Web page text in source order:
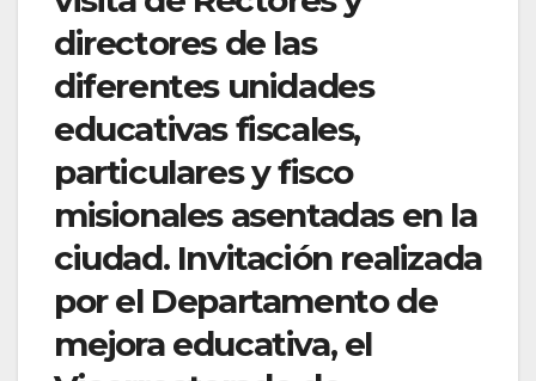
directores de las
diferentes unidades
educativas fiscales,
particulares y fisco
misionales asentadas en la
ciudad. Invitación realizada
por el Departamento de
mejora educativa, el